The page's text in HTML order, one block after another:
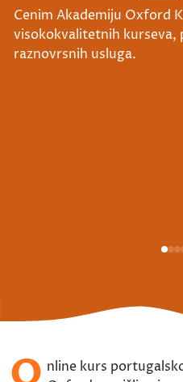
Cenim Akademiju Oxford
visokokvalitetnih kurseva,
raznovrsnih usluga.
nline kurs